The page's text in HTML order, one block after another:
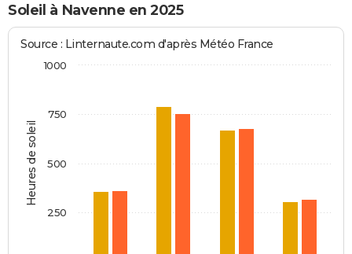
Soleil à Navenne en 2025
Heures de soleil
Source : Linternaute.com d'après Météo France
1000
250
500
750